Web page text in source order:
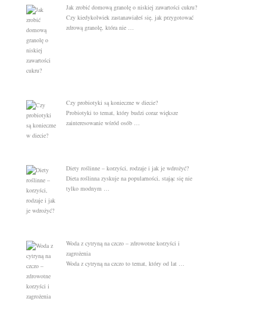
Jak zrobić domową granolę o niskiej zawartości cukru?
Czy kiedykolwiek zastanawiałeś się, jak przygotować
zdrową granolę, która nie …
Czy probiotyki są konieczne w diecie?
Probiotyki to temat, który budzi coraz większe
zainteresowanie wśród osób …
Diety roślinne – korzyści, rodzaje i jak je wdrożyć?
Dieta roślinna zyskuje na popularności, stając się nie
tylko modnym …
Woda z cytryną na czczo – zdrowotne korzyści i
zagrożenia
Woda z cytryną na czczo to temat, który od lat …